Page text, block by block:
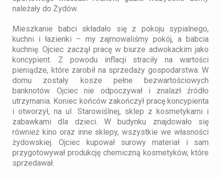
należały do Żydów.
Mieszkanie babci składało się z pokoju sypialnego,
kuchni i łazienki – my zajmowaliśmy pokój, a babcia
kuchnię. Ojciec zaczął pracę w biurze adwokackim jako
koncypient. Z powodu inflacji straciły na wartości
pieniądze, które zarobił na sprzedaży gospodarstwa. W
domu zostały kosze pełne bezwartościowych
banknotów. Ojciec nie odpoczywał i znalazł źródło
utrzymania. Koniec końców zakończył pracę koncypienta
i otworzył, na ul. Starowiślnej, sklep z kosmetykami i
zabawkami dla dzieci. W budynku znajdowało się
również kino oraz inne sklepy, wszystkie we własności
żydowskiej. Ojciec kupował surowy materiał i sam
przygotowywał produkcję chemiczną kosmetyków, które
sprzedawał.